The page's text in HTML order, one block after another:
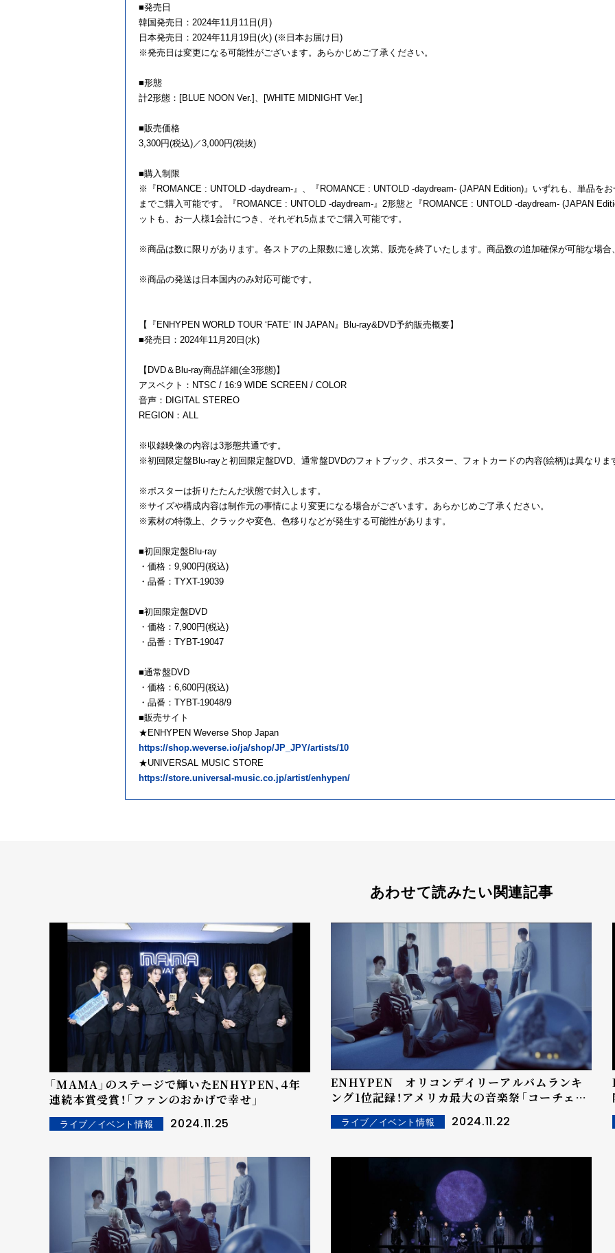
■発売日
韓国発売日：2024年11月11日(月)
日本発売日：2024年11月19日(火) (※日本お届け日)
※発売日は変更になる可能性がございます。あらかじめご了承ください。
■形態
計2形態：[BLUE NOON Ver.]、[WHITE MIDNIGHT Ver.]
■販売価格
3,300円(税込)／3,000円(税抜)
■購入制限
※『ROMANCE : UNTOLD -daydream-』、『ROMANCE : UNTOLD -daydream- (JAPAN Edition)』いずれも、単品を
までご購入可能です。『ROMANCE : UNTOLD -daydream-』2形態と『ROMANCE : UNTOLD -daydream- (JAPAN
ットも、お一人様1会計につき、それぞれ5点までご購入可能です。
※商品は数に限りがあります。各ストアの上限数に達し次第、販売を終了いたします。商品数の追加確保が可能な場
※商品の発送は日本国内のみ対応可能です。
【『ENHYPEN WORLD TOUR ‘FATE’ IN JAPAN』Blu-ray&DVD予約販売概要】
■発売日：2024年11月20日(水)
【DVD＆Blu-ray商品詳細(全3形態)】
アスペクト：NTSC / 16:9 WIDE SCREEN / COLOR
音声：DIGITAL STEREO
REGION：ALL
※収録映像の内容は3形態共通です。
※初回限定盤Blu-rayと初回限定盤DVD、通常盤DVDのフォトブック、ポスター、フォトカードの内容(絵柄)は異なりま
※ポスターは折りたたんだ状態で封入します。
※サイズや構成内容は制作元の事情により変更になる場合がございます。あらかじめご了承ください。
※素材の特徴上、クラックや変色、色移りなどが発生する可能性があります。
■初回限定盤Blu-ray
・価格：9,900円(税込)
・品番：TYXT-19039
■初回限定盤DVD
・価格：7,900円(税込)
・品番：TYBT-19047
■通常盤DVD
・価格：6,600円(税込)
・品番：TYBT-19048/9
■販売サイト
★ENHYPEN Weverse Shop Japan
https://shop.weverse.io/ja/shop/JP_JPY/artists/10
★UNIVERSAL MUSIC STORE
https://store.universal-music.co.jp/artist/enhypen/
あわせて読みたい関連記事
「MAMA」のステージで輝いたENHYPEN、4年
連続本賞受賞！「ファンのおかげで幸せ」
ライブ／イベント情報 2024.11.25
ENHYPEN オリコンデイリーアルバムランキ
ング1位記録！アメリカ最大の音楽祭「コーチェ
ラ」への出演も決定！
ライブ／イベント情報 2024.11.22